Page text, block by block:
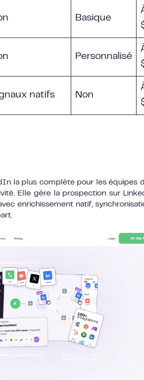
Basique
Personnalisé
natifs Non
la plus complète pour les équipes
Elle gère la prospection sur
enrichissement natif,